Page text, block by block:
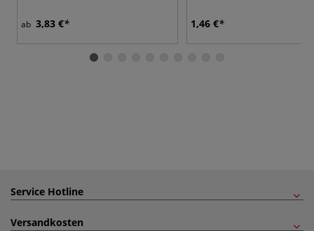
ab 3,83 € 1,46 €
Service Hotline
Versandkosten